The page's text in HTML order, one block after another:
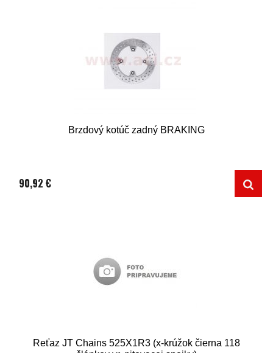
Brzdový kotúč zadný BRAKING
90,92 €
Reťaz JT Chains 525X1R3 (x-krúžok čierna 118